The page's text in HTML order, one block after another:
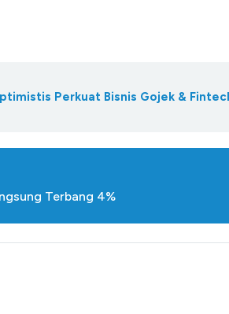
Perkuat Bisnis Gojek &
Terbang 4%